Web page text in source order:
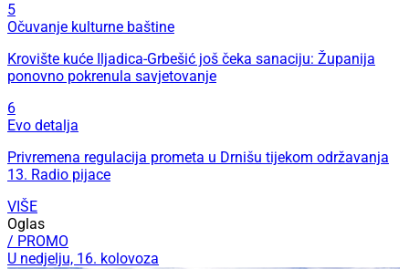
5
Očuvanje kulturne baštine
Krovište kuće Iljadica-Grbešić još čeka sanaciju: Županija
ponovno pokrenula savjetovanje
6
Evo detalja
Privremena regulacija prometa u Drnišu tijekom održavanja
13. Radio pijace
VIŠE
Oglas
/ PROMO
U nedjelju, 16. kolovoza